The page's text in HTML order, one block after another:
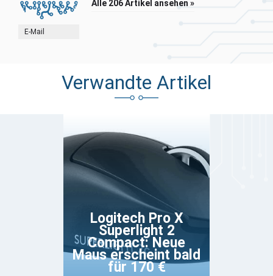
E-Mail
Alle 206 Artikel ansehen »
Verwandte Artikel
Logitech Pro X
Superlight 2
Compact: Neue
Maus erscheint bald
für 170 €